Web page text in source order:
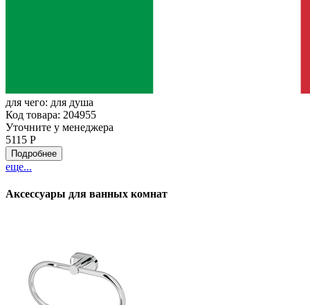
для чего: для душа
Код товара: 204955
Уточните у менеджера
5115 Р
Подробнее
еще...
Аксессуары для ванных комнат